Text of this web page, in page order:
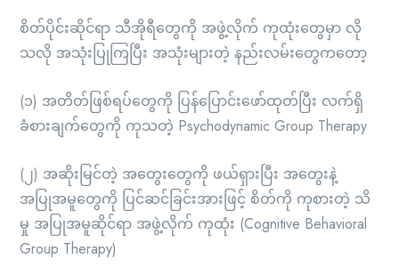
စိတ်ပိုင်းဆိုင်ရာ သီအိုရီတွေကို အဖွဲ့လိုက် ကုထုံးတွေမှာ လို
သလို အသုံးပြုကြပြီး အသုံးများတဲ့ နည်းလမ်းတွေကတော့
(၁) အတိတ်ဖြစ်ရပ်တွေကို ပြန်ပြောင်းဖော်ထုတ်ပြီး လက်ရှိ
ခံစားချက်တွေကို ကုသတဲ့ Psychodynamic Group Therapy
(၂) အဆိုးမြင်တဲ့ အတွေးတွေကို ဖယ်ရှားပြီး အတွေးနဲ့
အပြုအမူတွေကို ပြင်ဆင်ခြင်းအားဖြင့် စိတ်ကို ကုစားတဲ့ သိ
မှု အပြုအမူဆိုင်ရာ အဖွဲ့လိုက် ကုထုံး (Cognitive Behavioral
Group Therapy)